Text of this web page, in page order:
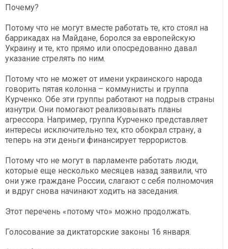
Почему?
Потому что не могут вместе работать те, кто стоял на
баррикадах на Майдане, боролся за европейскую
Украину и те, кто прямо или опосредованно давал
указание стрелять по ним.
Потому что не может от имени украинского народа
говорить пятая колонна – коммунисты и группа
Курченко. Обе эти группы работают на подрыв страны
изнутри. Они помогают реализовывать планы
агрессора. Например, группа Курченко представляет
интересы исключительно тех, кто обокрал страну, а
теперь на эти деньги финансирует террористов.
Потому что не могут в парламенте работать люди,
которые еще несколько месяцев назад заявили, что
они уже граждане России, слагают с себя полномочия
и вдруг снова начинают ходить на заседания.
Этот перечень «потому что» можно продолжать.
Голосование за диктаторские законы 16 января.